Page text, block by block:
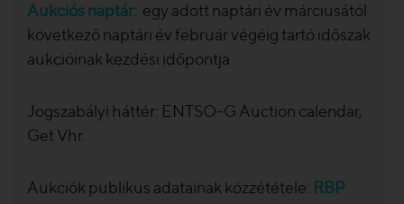
Aukciós naptár: egy adott naptári év márciusától
következő naptári év február végéig tartó időszak
aukcióinak kezdési időpontja
Jogszabályi háttér: ENTSO-G Auction calendar,
Get Vhr.
Aukciók publikus adatainak közzététele: RBP